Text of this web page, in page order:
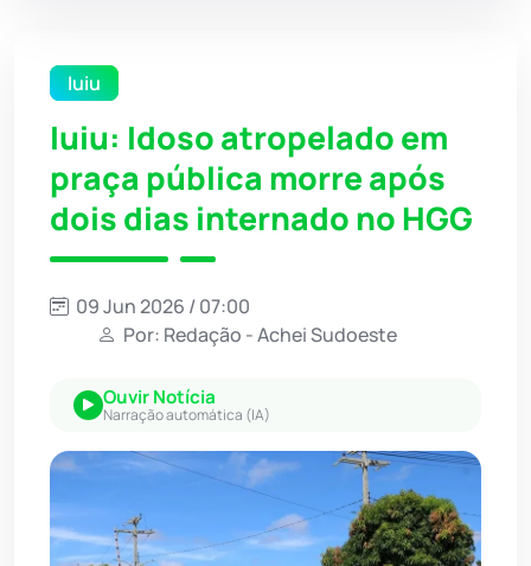
Iuiu
Iuiu: Idoso atropelado em
praça pública morre após
dois dias internado no HGG
09 Jun 2026 / 07:00
Por: Redação - Achei Sudoeste
Ouvir Notícia
Narração automática (IA)